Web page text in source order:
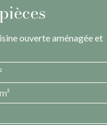
ouverte aménagée et